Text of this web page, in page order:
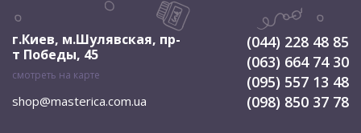
г.Киев, м.Шулявская, пр-
т Победы, 45
смотреть на карте
shop@masterica.com.ua
(044) 228 48 85
(063) 664 74 30
(095) 557 13 48
(098) 850 37 78